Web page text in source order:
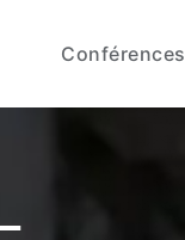
Conférences